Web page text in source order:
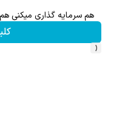
هم سرمایه گذاری میکنی
‹